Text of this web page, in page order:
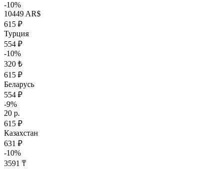
-10%
10449 AR$
615 ₽
Турция
554 ₽
-10%
320 ₺
615 ₽
Беларусь
554 ₽
-9%
20 р.
615 ₽
Казахстан
631 ₽
-10%
3591 ₸